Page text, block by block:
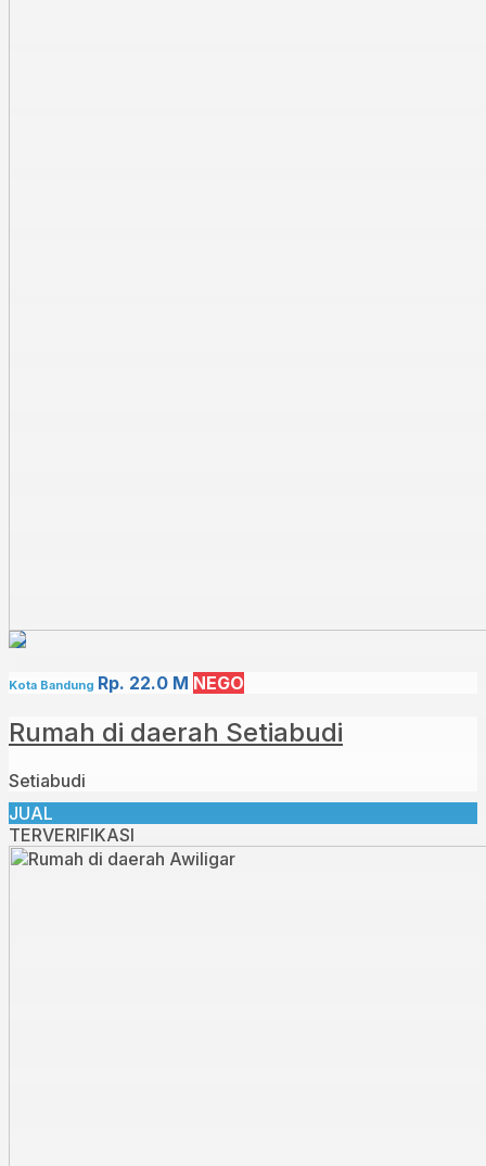
Kota Bandung Rp. 22.0 M NEGO
Rumah di daerah Setiabudi
Setiabudi
JUAL
TERVERIFIKASI